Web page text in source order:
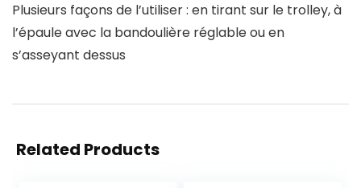
Plusieurs façons de l’utiliser : en tirant sur le trolley, à
l’épaule avec la bandoulière réglable ou en
s’asseyant dessus
Related Products